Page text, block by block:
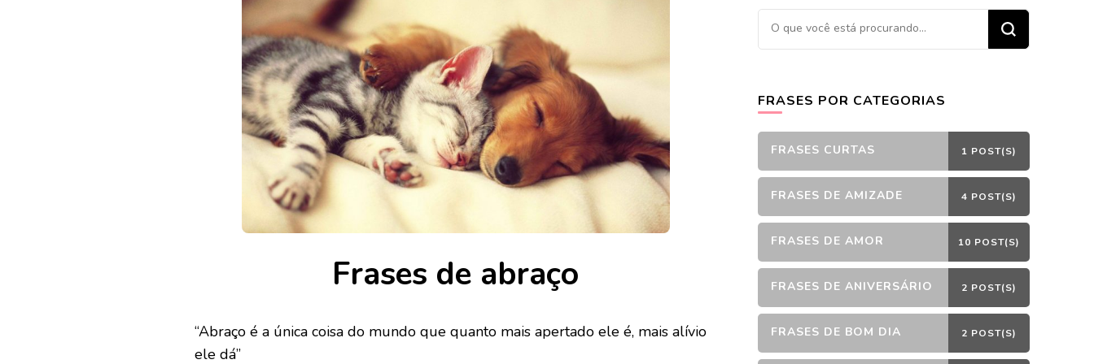
Frases de abraço
“Abraço é a única coisa do mundo que quanto mais apertado ele é, mais alívio
ele dá”
Procurando
algo?
FRASES POR CATEGORIAS
FRASES CURTAS 1 POST(S)
FRASES DE AMIZADE 4 POST(S)
FRASES DE AMOR 10 POST(S)
FRASES DE ANIVERSÁRIO 2 POST(S)
FRASES DE BOM DIA 2 POST(S)